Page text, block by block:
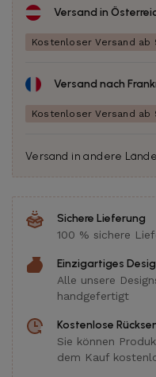
Versand in
Kostenloser Versand ab
Versand nach
Kostenloser Versand ab
Versand in andere
Sichere Lieferung
100 % sichere
Einzigartiges
Alle unsere
handgefertigt
Kostenlose
Sie können
dem Kauf